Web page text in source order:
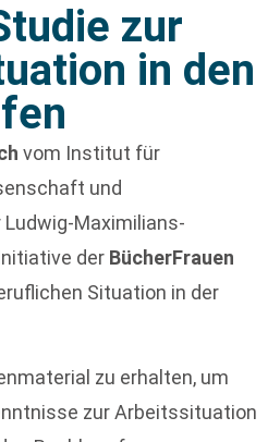
zur
in den
vom Institut für
und
Maximilians-
der BücherFrauen
Situation in der
zu erhalten, um
zur Arbeitssituation